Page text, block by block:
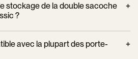
: Quick-Lock2.1
durable et sa fermeture par
vos affaires de la pluie et des
stockage de la double sacoche
?
espace généreux est parfait
avec la plupart des porte-